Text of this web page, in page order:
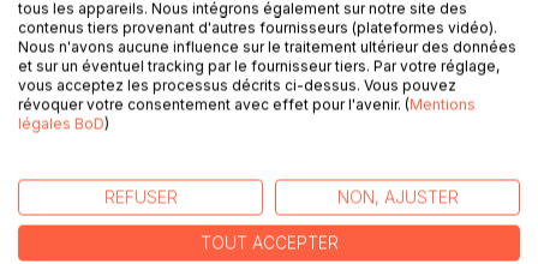
DESCRIPTION
URSS en pleine guerre froide.
Une quête d'identité et de liberté. Une tentative
d'adaptation pour ces mutants dans un monde où ils
dérangent autant qu'ils fascinent.
tous les appareils. Nous intégrons également sur notre site des
contenus tiers provenant d'autres fournisseurs (plateformes vidéo).
Nous n'avons aucune influence sur le traitement ultérieur des données
et sur un éventuel tracking par le fournisseur tiers. Par votre réglage,
vous acceptez les processus décrits ci-dessus. Vous pouvez
révoquer votre consentement avec effet pour l'avenir. (Mentions
légales BoD)
REFUSER NON, AJUSTER
TOUT ACCEPTER